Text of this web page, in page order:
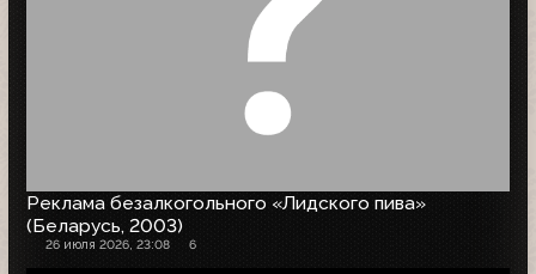
Реклама безалкогольного «Лидского пива»
(Беларусь, 2003)
26 июля 2026, 23:08 6